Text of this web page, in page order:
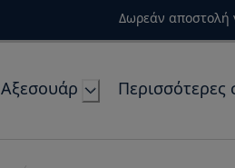
Δωρεάν αποστολή
Αξεσουάρ Περισσότερες